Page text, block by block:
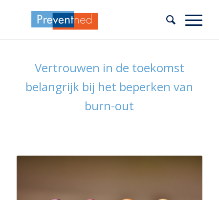
Vertrouwen in de toekomst
belangrijk bij het beperken van
burn-out